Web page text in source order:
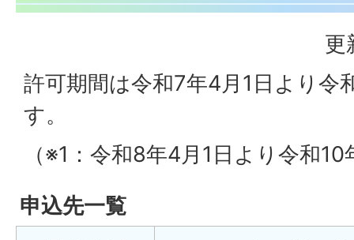
更
許可期間は令和7年4月1日より令
す。
（※1：令和8年4月1日より令和
申込先一覧